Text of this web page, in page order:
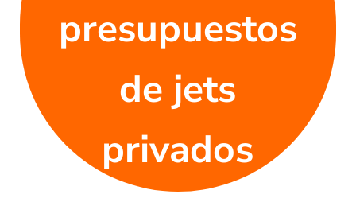
presupuestos
de jets
privados